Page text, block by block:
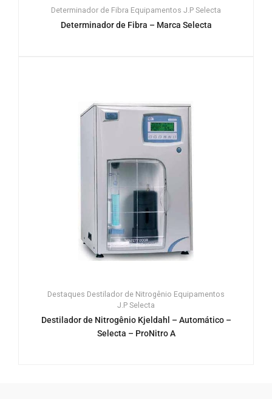
Determinador de Fibra Equipamentos J.P Selecta
Determinador de Fibra – Marca Selecta
Destaques Destilador de Nitrogênio Equipamentos
J.P Selecta
Destilador de Nitrogênio Kjeldahl – Automático –
Selecta – ProNitro A